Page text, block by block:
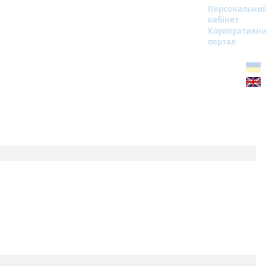
кабінет
портал